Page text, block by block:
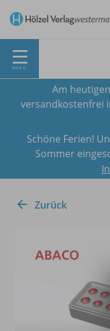
MENÜ
Am
versandkostenfrei
Schöne Ferien!
Sommer
Zurück